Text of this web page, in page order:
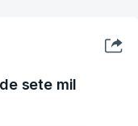
sete mil